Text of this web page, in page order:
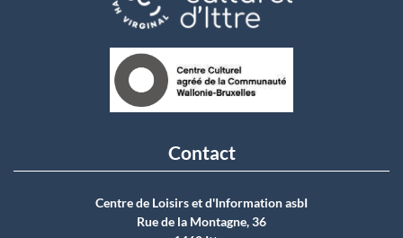
Contact
Centre de Loisirs et d'Information asbI
Rue de la Montagne, 36